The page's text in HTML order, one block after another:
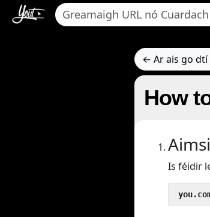
← Ar ais go dtí
How
Is féidir